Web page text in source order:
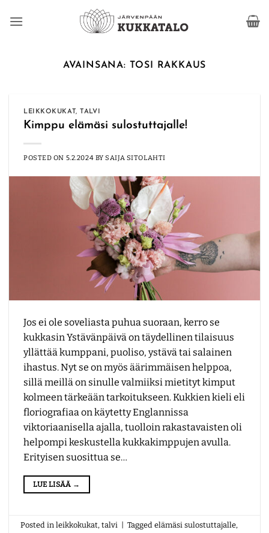
AVAINSANA: TOSI RAKKAUS
LEIKKOKUKAT, TALVI
Kimppu elämäsi sulostuttajalle!
POSTED ON 5.2.2024 BYSAIJA SITOLAHTI
Jos ei ole soveliasta puhua suoraan, kerro se
kukkasin Ystävänpäivä on täydellinen tilaisuus
yllättää kumppani, puoliso, ystävä tai salainen
ihastus. Nyt se on myös äärimmäisen helppoa,
sillä meillä on sinulle valmiiksi mietityt kimput
kolmeen tärkeään tarkoitukseen. Kukkien kieli eli
floriografiaa on käytetty Englannissa
viktoriaanisella ajalla, tuolloin rakastavaisten oli
helpompi keskustella kukkakimppujen avulla.
Erityisen suosittua se…
LUE LISÄÄ →
Posted inleikkokukat,talvi Taggedelämäsi sulostuttajalle,